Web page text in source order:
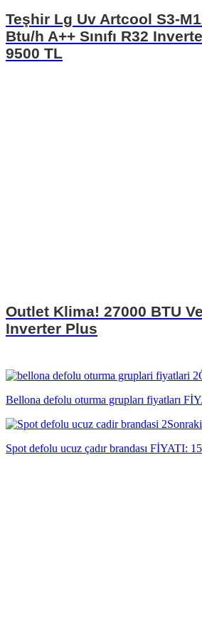
Teşhir Lg Uv Artcool S3-
Btu/h A++ Sınıfı R32
9500 TL
Outlet Klima! 27000 BTU
Inverter Plus
Bellona defolu oturma grupları fiyatları
Sonraki
Spot defolu ucuz çadır brandası FİYATI: